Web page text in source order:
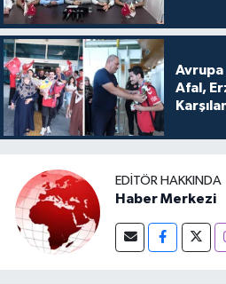
Avrupa
Afal,
EDITÖR HAKKINDA
Haber Merkezi